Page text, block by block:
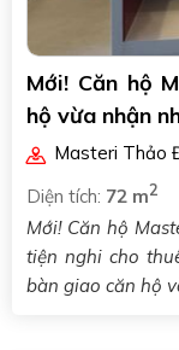
Mới! Căn hộ
hộ vừa nhận
Masteri Thảo
Diện tích: 72 m2
Mới! Căn hộ
tiện nghi cho
bàn giao căn hộ